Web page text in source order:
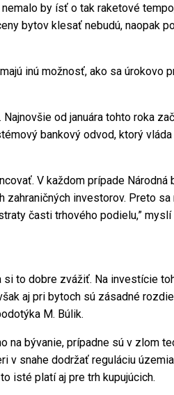
by ísť o tak raketové
bytov klesať nebudú, naopak
inú možnosť, ako sa úrokovo
od januára tohto roka
bankový odvod, ktorý
V každom prípade Národná
investorov. Preto
časti trhového podielu,” myslí
to dobre zvážiť. Na investície
aj pri bytoch sú zásadné
M. Búlik.
bývanie, prípadne sú v zlom
snahe dodržať reguláciu
isté platí aj pre trh kupujúcich.